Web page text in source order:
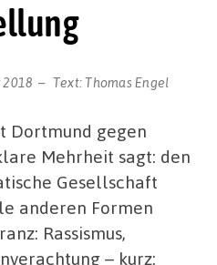
Text:Thomas Engel
Dortmund gegen
Mehrheit sagt: den
Gesellschaft
anderen Formen
Rassismus,
– kurz: